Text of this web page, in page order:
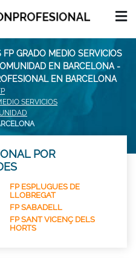
GRADO MEDIO SERVICIOS
EN BARCELONA -
EN BARCELONA
SERVICIOS
POR
FP ESPLUGUES DE
LLOBREGAT
FP SABADELL
FP SANT VICENÇ DELS
HORTS